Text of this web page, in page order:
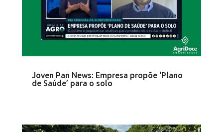
Joven Pan News: Empresa propõe ‘Plano
de Saúde’ para o solo